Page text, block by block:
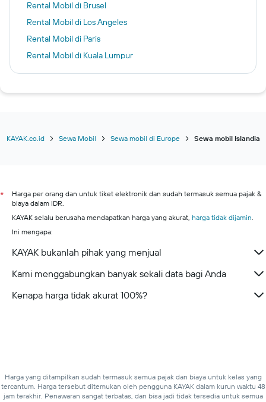
Rental Mobil di Brusel
Rental Mobil di Los Angeles
Rental Mobil di Paris
Rental Mobil di Kuala Lumpur
Rental Mobil di Malmö
Rental Mobil di San Francisco
Rental Mobil di Milan
KAYAK.co.id Sewa Mobil Sewa mobil di Europe Sewa mobil Islandia
*
Harga per orang dan untuk tiket elektronik dan sudah termasuk semua pajak &
biaya dalam IDR.
KAYAK selalu berusaha mendapatkan harga yang akurat, harga tidak dijamin
Ini mengapa:
KAYAK bukanlah pihak yang menjual
Kami menggabungkan banyak sekali data bagi Anda
Kenapa harga tidak akurat 100%?
Harga yang ditampilkan sudah termasuk semua pajak dan biaya untuk kelas yang
tercantum. Harga tersebut ditemukan oleh pengguna KAYAK dalam kurun waktu 48
jam terakhir. Penawaran sangat terbatas, dan bisa jadi tidak tersedia untuk semua